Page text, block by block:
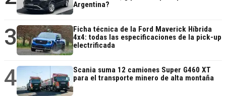
Argentina?
3
Ficha técnica de la Ford Maverick Híbrida
4x4: todas las especificaciones de la pick-up
electrificada
4
Scania suma 12 camiones Super G460 XT
para el transporte minero de alta montaña